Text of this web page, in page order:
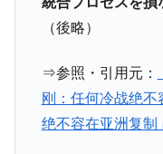
Fact1 奇跡の毛色「
Fact1
全て勝つとい
Fact1 平成仮面ライ
Fact1
発表から2日
（後略）
⇒参照・引用元：
刚：任何冷战绝
绝不容在亚洲复制